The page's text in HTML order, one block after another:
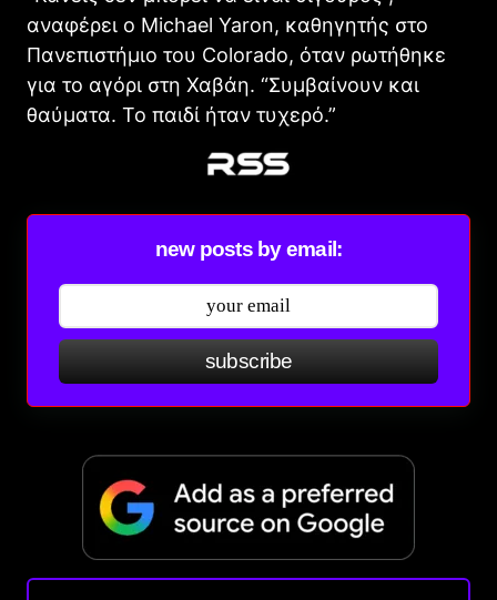
αναφέρει ο Michael Yaron, καθηγητής στο
Πανεπιστήμιο του Colorado, όταν ρωτήθηκε
για το αγόρι στη Χαβάη. “Συμβαίνουν και
θαύματα. Το παιδί ήταν τυχερό.”
new posts by email:
subscribe